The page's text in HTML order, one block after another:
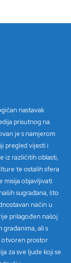
nastavak
prisutnog na
je s namjerom
pregled vijesti i
iz različitih oblasti,
te ostalih sfera
misija objavljivati
sugrađana, što
način u
prilagođen našoj
ali s
otvoren prostor
za sve ljude koji se